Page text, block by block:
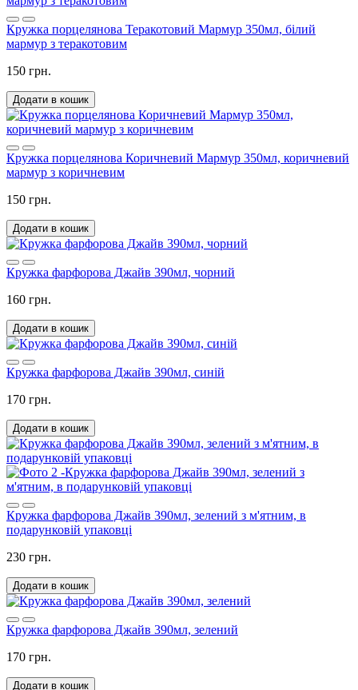
Кружка порцелянова Теракотовий Мармур 350мл, білий
мармур з теракотовим
150 грн.
Додати в кошик
Кружка порцелянова Коричневий Мармур 350мл, коричневий
мармур з коричневим
150 грн.
Додати в кошик
Кружка фарфорова Джайв 390мл, чорний
160 грн.
Додати в кошик
Кружка фарфорова Джайв 390мл, синій
170 грн.
Додати в кошик
Кружка фарфорова Джайв 390мл, зелений з м'ятним, в
подарунковій упаковці
230 грн.
Додати в кошик
Кружка фарфорова Джайв 390мл, зелений
170 грн.
Додати в кошик